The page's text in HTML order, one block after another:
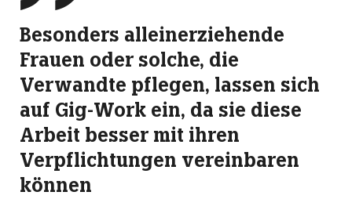
Besonders alleinerziehende
Frauen oder solche, die
Verwandte pflegen, lassen sich
auf Gig-Work ein, da sie diese
Arbeit besser mit ihren
Verpflichtungen vereinbaren
können